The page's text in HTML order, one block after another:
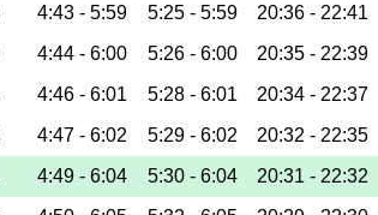
4:43 - 5:59 5:25 - 5:59 20:36 - 22:41
4:44 - 6:00 5:26 - 6:00 20:35 - 22:39
4:46 - 6:01 5:28 - 6:01 20:34 - 22:37
4:47 - 6:02 5:29 - 6:02 20:32 - 22:35
4:49 - 6:04 5:30 - 6:04 20:31 - 22:32